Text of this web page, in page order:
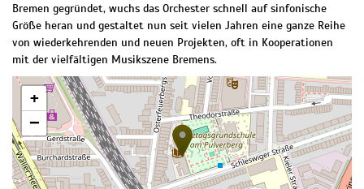
Bremen gegründet, wuchs das Orchester schnell auf sinfonische
Größe heran und gestaltet nun seit vielen Jahren eine ganze Reihe
von wiederkehrenden und neuen Projekten, oft in Kooperationen
mit der vielfältigen Musikszene Bremens.
+
−